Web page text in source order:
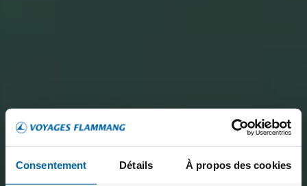
Consentement Détails À propos des cookies